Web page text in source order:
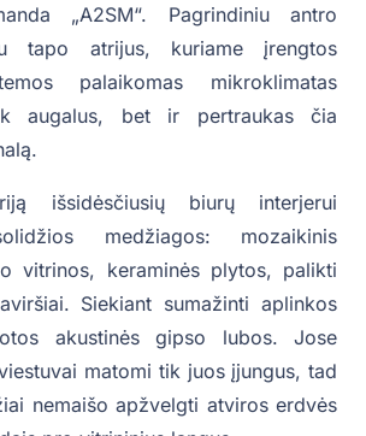
„A2SM“. Pagrindiniu antro
tapo atrijus, kuriame įrengtos
palaikomas mikroklimatas
augalus, bet ir pertraukas čia
išsidėsčiusių biurų interjerui
medžiagos: mozaikinis
vitrinos, keraminės plytos, palikti
Siekiant sumažinti aplinkos
akustinės gipso lubos. Jose
matomi tik juos įjungus, tad
nemaišo apžvelgti atviros erdvės